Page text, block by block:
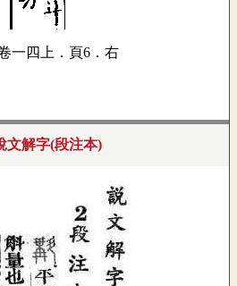
一四上．頁6．右
文解字(段注本)